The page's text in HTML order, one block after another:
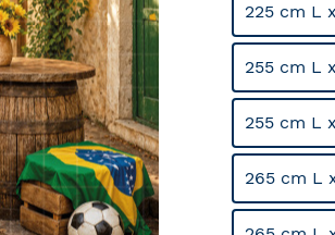
225 cm L
255 cm L
255 cm L
265 cm L